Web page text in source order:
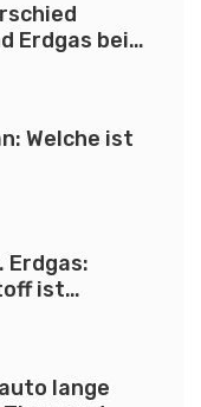
Erdgas beim
Welche ist
Erdgas:
ist
lange